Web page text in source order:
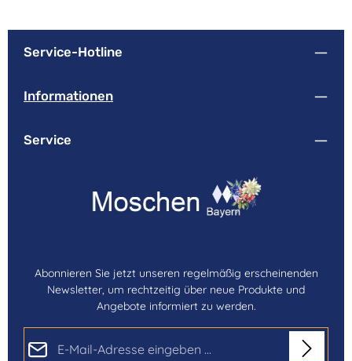
Service-Hotline
Informationen
Service
Abonnieren Sie jetzt unseren regelmäßig erscheinenden
Newsletter, um rechtzeitig über neue Produkte und
Angebote informiert zu werden.